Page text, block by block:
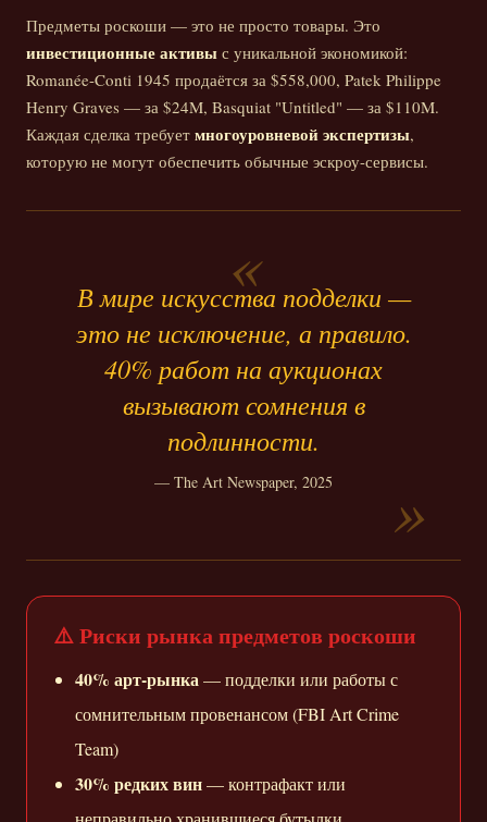
Предметы роскоши — это не просто товары. Это
инвестиционные активы с уникальной экономикой:
Romanée-Conti 1945 продаётся за $558,000, Patek Philippe
Henry Graves — за $24M, Basquiat "Untitled" — за $110M.
Каждая сделка требует многоуровневой экспертизы,
которую не могут обеспечить обычные эскроу-сервисы.
В мире искусства подделки —
это не исключение, а правило.
40% работ на аукционах
вызывают сомнения в
подлинности.
— The Art Newspaper, 2025
⚠️ Риски рынка предметов роскоши
40% арт-рынка— подделки или работы с
сомнительным провенансом (FBI Art Crime
Team)
30% редких вин— контрафакт или